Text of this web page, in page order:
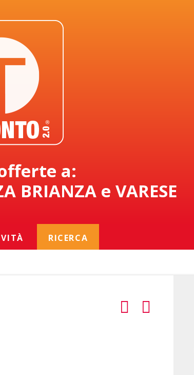
a:
BRIANZA e VARESE
RICERCA